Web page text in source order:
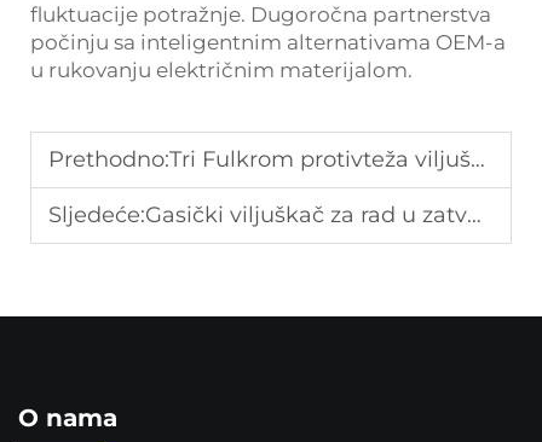
fluktuacije potražnje. Dugoročna partnerstva
počinju sa inteligentnim alternativama OEM-a
u rukovanju električnim materijalom.
Prethodno:Tri Fulkrom protivteža viljuška za logistiku
Sljedeće:Gasički viljuškač za rad u zatvorenom prostoru
O nama